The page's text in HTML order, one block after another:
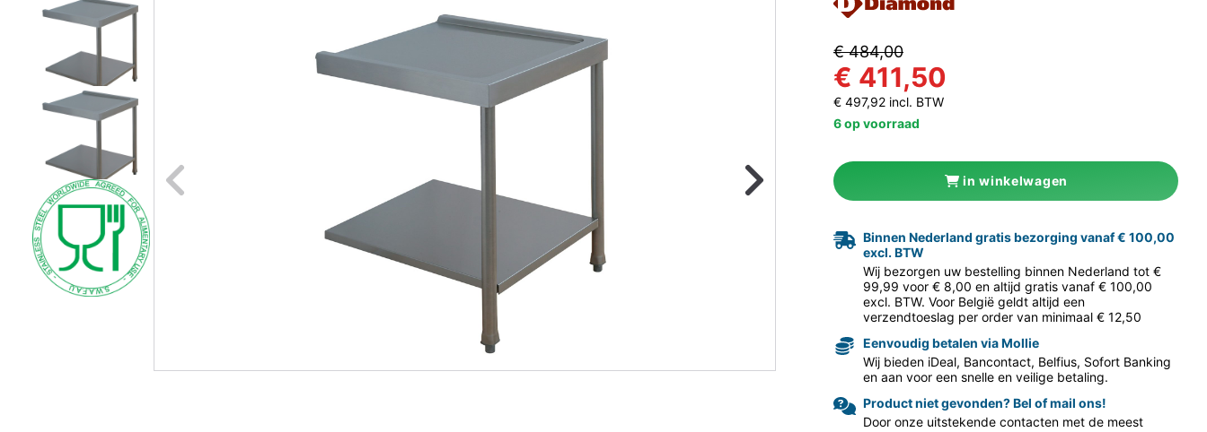
Naar vorige foto Naar volgende
€ 484,00
€ 411,50
€ 497,92 incl. BTW
6 op voorraad
in winkelwagen
Binnen Nederland gratis bezorging vanaf € 100,00
excl. BTW
Wij bezorgen uw bestelling binnen Nederland tot €
99,99 voor € 8,00 en altijd gratis vanaf € 100,00
excl. BTW. Voor België geldt altijd een
verzendtoeslag per order van minimaal € 12,50
Eenvoudig betalen via Mollie
Wij bieden iDeal, Bancontact, Belfius, Sofort Banking
en aan voor een snelle en veilige betaling.
Product niet gevonden? Bel of mail ons!
Door onze uitstekende contacten met de meest